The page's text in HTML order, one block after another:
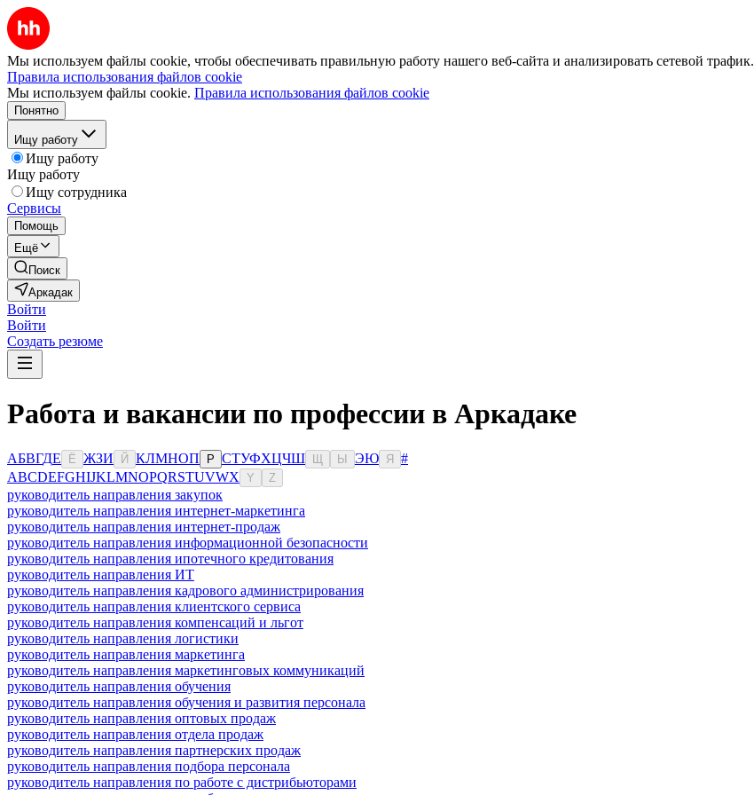
Мы используем файлы cookie, чтобы обеспечивать правильную работу нашего веб-сайта и анализировать сетевой трафик.
Правила использования файлов cookie
Мы используем файлы cookie. Правила использования файлов cookie
Понятно
Ищу работу
Ищу работу
Ищу работу
Ищу сотрудника
Сервисы
Помощь
Ещё
Поиск
Аркадак
Войти
Войти
Создать резюме
Работа и вакансии по профессии в Аркадаке
АБВГДЕ Ё ЖЗИ Й КЛМНОП Р СТУФХЦЧШ Ы ЭЮ Я
#
ABCDEFGHIJKLMNOPQRSTUVWX Y Z
руководитель направления закупок
руководитель направления интернет-маркетинга
руководитель направления интернет-продаж
руководитель направления информационной безопасности
руководитель направления ипотечного кредитования
руководитель направления ИТ
руководитель направления кадрового администрирования
руководитель направления клиентского сервиса
руководитель направления компенсаций и льгот
руководитель направления логистики
руководитель направления маркетинга
руководитель направления маркетинговых коммуникаций
руководитель направления обучения
руководитель направления обучения и развития персонала
руководитель направления оптовых продаж
руководитель направления отдела продаж
руководитель направления партнерских продаж
руководитель направления подбора персонала
руководитель направления по работе с дистрибьюторами